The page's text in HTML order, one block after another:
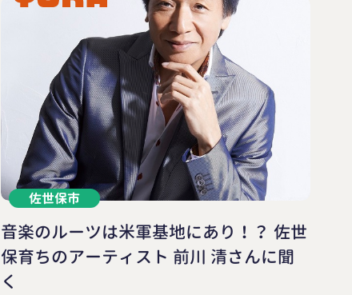
佐世保市
音楽のルーツは米軍基地にあり！？ 佐世
保育ちのアーティスト 前川 清さんに聞
く